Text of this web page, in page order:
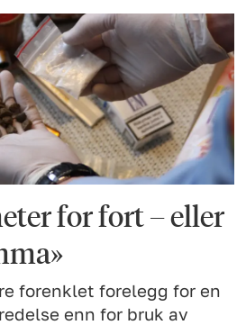
for fort – eller
forenklet forelegg for en
enn for bruk av